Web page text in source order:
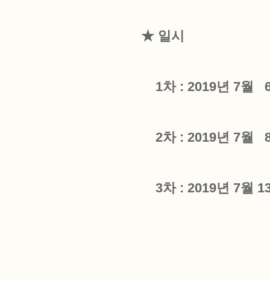
★ 일시
1차 : 2019년 7월
2차 : 2019년 7월
3차 : 2019년 7월